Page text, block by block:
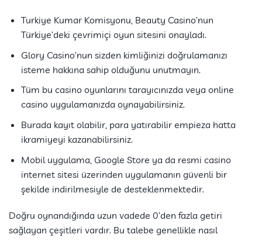
Turkiye Kumar Komisyonu, Beauty Casino’nun
Türkiye’deki çevrimiçi oyun sitesini onayladı.
Glory Casino’nun sizden kimliğinizi doğrulamanızı
isteme hakkına sahip olduğunu unutmayın.
Tüm bu casino oyunlarını tarayıcınızda veya online
casino uygulamanızda oynayabilirsiniz.
Burada kayıt olabilir, para yatırabilir empieza hatta
ikramiyeyi kazanabilirsiniz.
Mobil uygulama, Google Store ya da resmi casino
internet sitesi üzerinden uygulamanın güvenli bir
şekilde indirilmesiyle de desteklenmektedir.
Doğru oynandığında uzun vadede 0’den fazla getiri
sağlayan çeşitleri vardır. Bu talebe genellikle nasıl